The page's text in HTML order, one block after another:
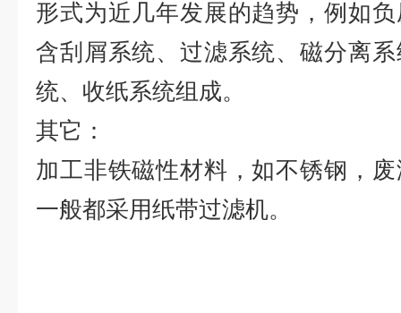
形式为近几年发展的趋势，例如
含刮屑系统、过滤系统、磁分离
统、收纸系统组成。
其它：
加工非铁磁性材料，如不锈钢，
一般都采用纸带过滤机。